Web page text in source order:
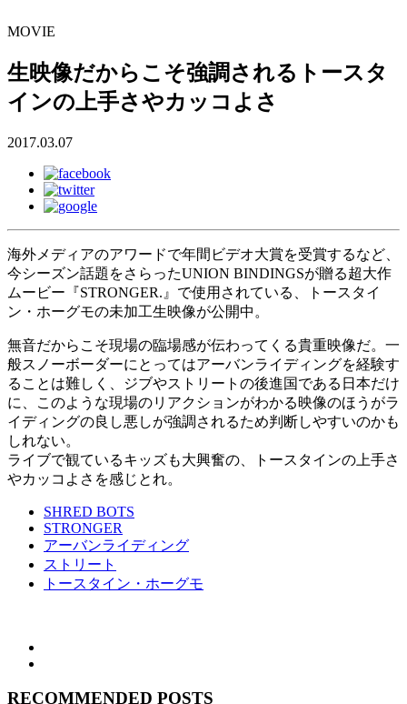
MOVIE
生映像だからこそ強調されるトースタ
インの上手さやカッコよさ
2017.03.07
海外メディアのアワードで年間ビデオ大賞を受賞するなど、
今シーズン話題をさらったUNION BINDINGSが贈る超大作
ムービー『STRONGER.』で使用されている、トースタイ
ン・ホーグモの未加工生映像が公開中。
無音だからこそ現場の臨場感が伝わってくる貴重映像だ。一
般スノーボーダーにとってはアーバンライディングを経験す
ることは難しく、ジブやストリートの後進国である日本だけ
に、このような現場のリアクションがわかる映像のほうがラ
イディングの良し悪しが強調されるため判断しやすいのかも
しれない。
ライブで観ているキッズも大興奮の、トースタインの上手さ
やカッコよさを感じとれ。
SHRED BOTS
STRONGER
アーバンライディング
ストリート
トースタイン・ホーグモ
RECOMMENDED POSTS